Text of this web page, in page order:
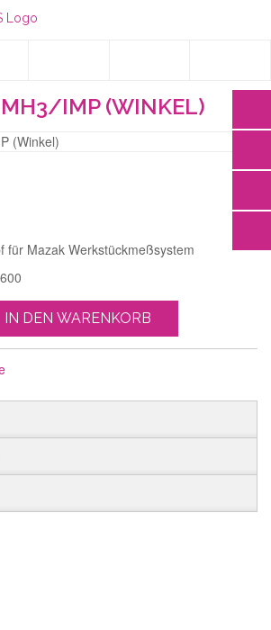
MH3/IMP (WINKEL)
für Mazak Werkstückmeßsystem
IN DEN WARENKORB